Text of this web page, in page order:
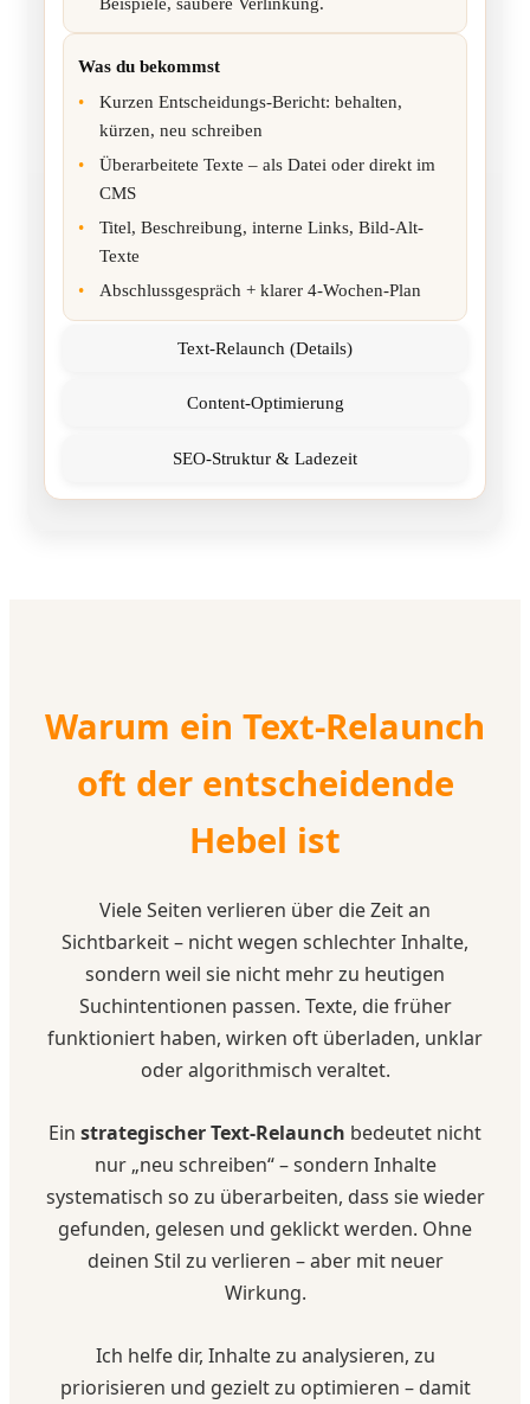
Was du bekommst
•
Kurzen Entscheidungs-Bericht: behalten,
kürzen, neu schreiben
•
Überarbeitete Texte – als Datei oder direkt im
CMS
•
Titel, Beschreibung, interne Links, Bild-Alt-
Texte
•
Abschlussgespräch + klarer 4-Wochen-Plan
Text-Relaunch (Details)
Content-Optimierung
SEO-Struktur & Ladezeit
Warum ein Text-Relaunch
oft der entscheidende
Hebel ist
Viele Seiten verlieren über die Zeit an
Sichtbarkeit – nicht wegen schlechter Inhalte,
sondern weil sie nicht mehr zu heutigen
Suchintentionen passen. Texte, die früher
funktioniert haben, wirken oft überladen, unklar
oder algorithmisch veraltet.
Ein strategischer Text-Relaunch bedeutet nicht
nur „neu schreiben“ – sondern Inhalte
systematisch so zu überarbeiten, dass sie wieder
gefunden, gelesen und geklickt werden. Ohne
deinen Stil zu verlieren – aber mit neuer
Wirkung.
Ich helfe dir, Inhalte zu analysieren, zu
priorisieren und gezielt zu optimieren – damit